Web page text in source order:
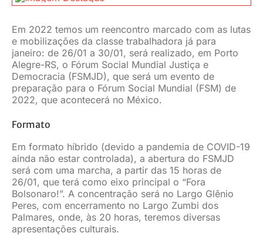
JURÍDICO
CLUBE
CONTATO
Em 2022 temos um reencontro marcado com as lutas
e mobilizações da classe trabalhadora já para
janeiro: de 26/01 a 30/01, será realizado, em Porto
Alegre-RS, o Fórum Social Mundial Justiça e
Democracia (FSMJD), que será um evento de
preparação para o Fórum Social Mundial (FSM) de
2022, que acontecerá no México.
Formato
Em formato híbrido (devido a pandemia de COVID-19
ainda não estar controlada), a abertura do FSMJD
será com uma marcha, a partir das 15 horas de
26/01, que terá como eixo principal o “Fora
Bolsonaro!”. A concentração será no Largo Glênio
Peres, com encerramento no Largo Zumbi dos
Palmares, onde, às 20 horas, teremos diversas
apresentações culturais.